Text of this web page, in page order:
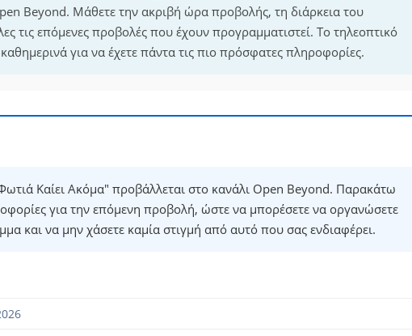
Beyond. Μάθετε την ακριβή ώρα προβολής, τη διάρκεια του
τις επόμενες προβολές που έχουν προγραμματιστεί. Το τηλεοπτικό
για να έχετε πάντα τις πιο πρόσφατες πληροφορίες.
Καίει Ακόμα" προβάλλεται στο κανάλι Open Beyond. Παρακάτω
για την επόμενη προβολή, ώστε να μπορέσετε να οργανώσετε
και να μην χάσετε καμία στιγμή από αυτό που σας ενδιαφέρει.